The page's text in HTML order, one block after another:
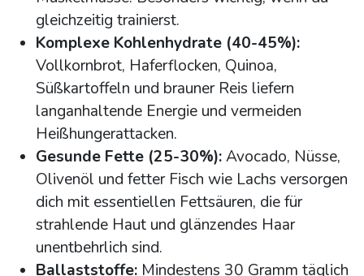
gleichzeitig trainierst.
Komplexe Kohlenhydrate (40-45%):
Vollkornbrot, Haferflocken, Quinoa,
Süßkartoffeln und brauner Reis liefern
langanhaltende Energie und vermeiden
Heißhungerattacken.
Gesunde Fette (25-30%):Avocado, Nüsse,
Olivenöl und fetter Fisch wie Lachs versorgen
dich mit essentiellen Fettsäuren, die für
strahlende Haut und glänzendes Haar
unentbehrlich sind.
Ballaststoffe: Mindestens 30 Gramm täglich